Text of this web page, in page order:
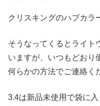
クリスキングのハブカラ
そうなってくるとライト
いますが、いつもどおり
何らかの方法でご連絡く
3.4は新品未使用で袋に